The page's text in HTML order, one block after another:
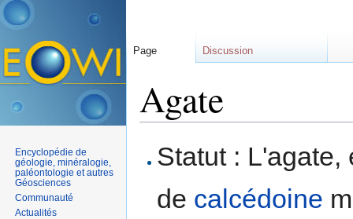
Agate
Statut : L'agate,
de calcédoine
Page Discussion
Encyclopédie de
géologie, minéralogie,
paléontologie et autres
Géosciences
Communauté
Actualités